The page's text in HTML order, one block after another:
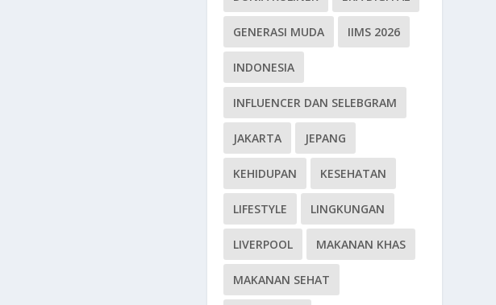
GENERASI MUDA IIMS 2026
INDONESIA
INFLUENCER DAN SELEBGRAM
JAKARTA JEPANG
KEHIDUPAN KESEHATAN
LIFESTYLE LINGKUNGAN
LIVERPOOL MAKANAN KHAS
MAKANAN SEHAT